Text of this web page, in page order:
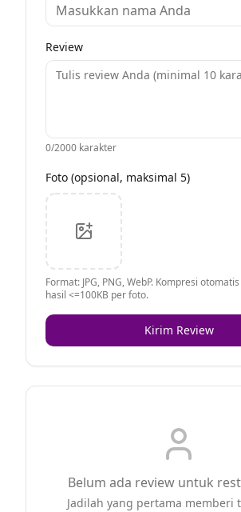
Review
0/2000 karakter
Foto (opsional, maksimal 5)
Format: JPG, PNG, WebP. Kompresi
hasil <=100KB per foto.
Kirim Review
Belum ada review untuk
Jadilah yang pertama memberi